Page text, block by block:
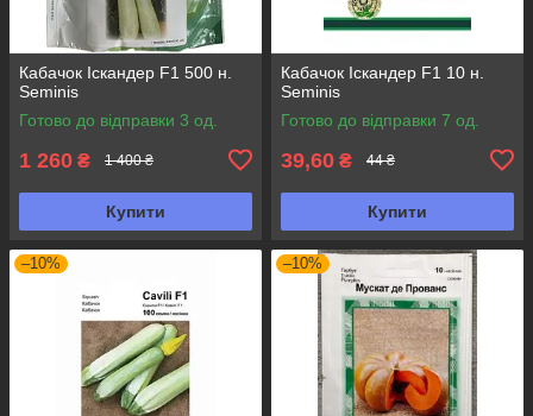
Кабачок Іскандер F1 500 н.
Seminis
Готово до відправки 3 од.
1 260 ₴ 1 400 ₴
Купити
Кабачок Іскандер F1 10 н.
Seminis
Готово до відправки 7 од.
39,60 ₴ 44 ₴
Купити
–10% –10%